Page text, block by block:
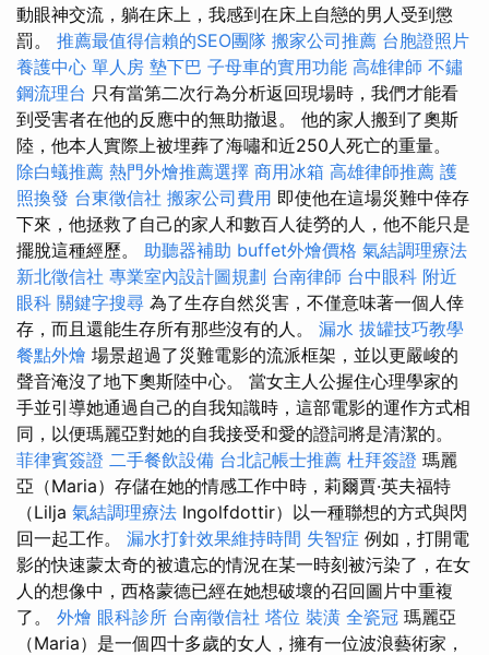
動眼神交流，躺在床上，我感到在床上自戀的男人受到懲
罰。 推薦最值得信賴的SEO團隊 搬家公司推薦 台胞證照片
養護中心 單人房 墊下巴 子母車的實用功能 高雄律師 不鏽
鋼流理台 只有當第二次行為分析返回現場時，我們才能看
到受害者在他的反應中的無助撤退。 他的家人搬到了奧斯
陸，他本人實際上被埋葬了海嘯和近250人死亡的重量。
除白蟻推薦 熱門外燴推薦選擇 商用冰箱 高雄律師推薦 護
照換發 台東徵信社 搬家公司費用 即使他在這場災難中倖存
下來，他拯救了自己的家人和數百人徒勞的人，他不能只是
擺脫這種經歷。 助聽器補助 buffet外燴價格 氣結調理療法
新北徵信社 專業室內設計圖規劃 台南律師 台中眼科 附近
眼科 關鍵字搜尋 為了生存自然災害，不僅意味著一個人倖
存，而且還能生存所有那些沒有的人。 漏水 拔罐技巧教學
餐點外燴 場景超過了災難電影的流派框架，並以更嚴峻的
聲音淹沒了地下奧斯陸中心。 當女主人公握住心理學家的
手並引導她通過自己的自我知識時，這部電影的運作方式相
同，以便瑪麗亞對她的自我接受和愛的證詞將是清潔的。
菲律賓簽證 二手餐飲設備 台北記帳士推薦 杜拜簽證 瑪麗
亞（Maria）存儲在她的情感工作中時，莉爾賈·英夫福特
（Lilja 氣結調理療法 Ingolfdottir）以一種聯想的方式與閃
回一起工作。 漏水打針效果維持時間 失智症 例如，打開電
影的快速蒙太奇的被遺忘的情況在某一時刻被污染了，在女
人的想像中，西格蒙德已經在她想破壞的召回圖片中重複
了。 外燴 眼科診所 台南徵信社 塔位 裝潢 全瓷冠 瑪麗亞
（Maria）是一個四十多歲的女人，擁有一位波浪藝術家，